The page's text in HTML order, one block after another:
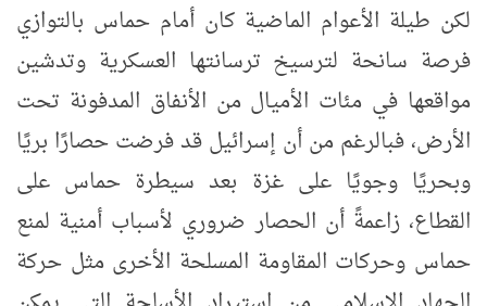
لكن طيلة الأعوام الماضية كان أمام حماس بالتوازي
فرصة سانحة لترسيخ ترسانتها العسكرية وتدشين
مواقعها في مئات الأميال من الأنفاق المدفونة تحت
الأرض، فبالرغم من أن إسرائيل قد فرضت حصارًا بريًا
وبحريًا وجويًا على غزة بعد سيطرة حماس على
القطاع، زاعمةً أن الحصار ضروري لأسباب أمنية لمنع
حماس وحركات المقاومة المسلحة الأخرى مثل حركة